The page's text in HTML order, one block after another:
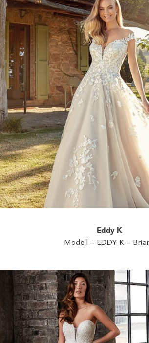
Eddy K
Modell – EDDY K –